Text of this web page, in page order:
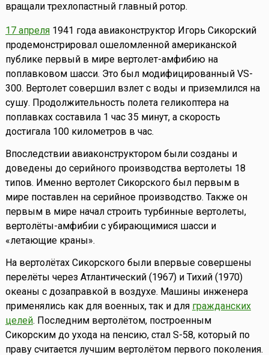
вращали трехлопастный главный ротор.
17 апреля1941 года авиаконструктор Игорь Сикорский
продемонстрировал ошеломленной американской
публике первый в мире вертолет-амфибию на
поплавковом шасси. Это был модифицированный VS-
300. Вертолет совершил взлет с воды и приземлился на
сушу. Продолжительность полета геликоптера на
поплавках составила 1 час 35 минут, а скорость
достигала 100 километров в час.
Впоследствии авиаконструктором были созданы и
доведены до серийного производства вертолеты 18
типов. Именно вертолет Сикорского был первым в
мире поставлен на серийное производство. Также он
первым в мире начал строить турбинные вертолеты,
вертолёты-амфибии с убирающимися шасси и
«летающие краны».
На вертолётах Сикорского были впервые совершены
перелёты через Атлантический (1967) и Тихий (1970)
океаны с дозаправкой в воздухе. Машины инженера
применялись как для военных, так и для гражданских
целей. Последним вертолётом, построенным
Сикорским до ухода на пенсию, стал S-58, который по
праву считается лучшим вертолётом первого поколения.